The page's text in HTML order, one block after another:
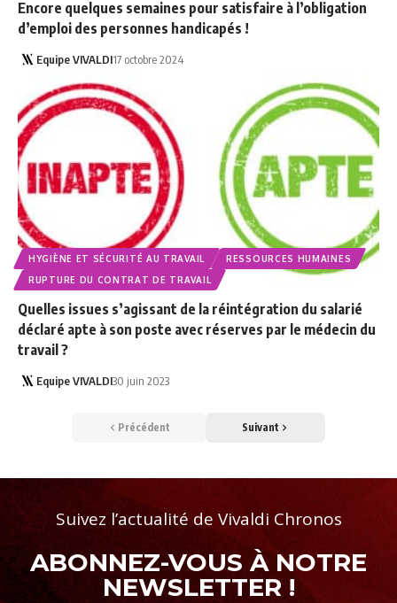
Encore quelques semaines pour satisfaire à l’obligation
d’emploi des personnes handicapés !
Equipe VIVALDI17 octobre 2024
HYGIÈNE ET SÉCURITÉ AU TRAVAIL
RESSOURCES HUMAINES
RUPTURE DU CONTRAT DE TRAVAIL
Quelles issues s’agissant de la réintégration du salarié
déclaré apte à son poste avec réserves par le médecin du
travail ?
Equipe VIVALDI30 juin 2023
Précédent Suivant
Suivez l’actualité de Vivaldi Chronos
ABONNEZ-VOUS À NOTRE
NEWSLETTER !